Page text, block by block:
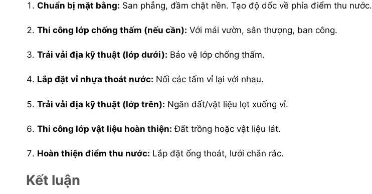
Chuẩn bị mặt bằng: San phẳng, đầm chặt nền. Tạo độ dốc về phía điểm thu nước.
Thi công lớp chống thấm (nếu cần): Với mái vườn, sân thượng, ban công.
Trải vải địa kỹ thuật (lớp dưới): Bảo vệ lớp chống thấm.
Lắp đặt vỉ nhựa thoát nước: Nối các tấm vỉ lại với nhau.
Trải vải địa kỹ thuật (lớp trên): Ngăn đất/vật liệu lọt xuống vỉ.
Thi công lớp vật liệu hoàn thiện: Đất trồng hoặc vật liệu lát.
Hoàn thiện điểm thu nước: Lắp đặt ống thoát, lưới chắn rác.
Kết luận